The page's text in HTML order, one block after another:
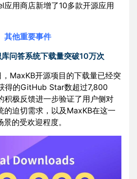
应用商店新增了10多款开源应用
其他重要事件
问答系统下载量突破10万次
MaxKB开源项目的下载量已经突
得的GitHub Star数超过7,800
积极反馈进一步验证了用户侧对
的迫切需求，以及MaxKB在这一
的受欢迎程度。